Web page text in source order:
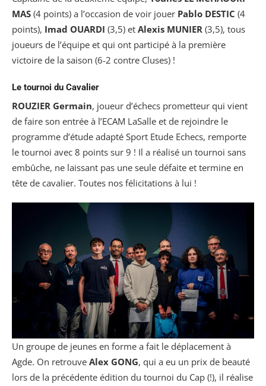
MAS (4 points) a l’occasion de voir jouer Pablo DESTIC (4
points), Imad OUARDI (3,5) et Alexis MUNIER (3,5), tous
joueurs de l’équipe et qui ont participé à la première
victoire de la saison (6-2 contre Cluses) !
Le tournoi du Cavalier
ROUZIER Germain, joueur d’échecs prometteur qui vient
de faire son entrée à l’ECAM LaSalle et de rejoindre le
programme d’étude adapté Sport Etude Echecs, remporte
le tournoi avec 8 points sur 9 ! Il a réalisé un tournoi sans
embûche, ne laissant pas une seule défaite et termine en
tête de cavalier. Toutes nos félicitations à lui !
Un groupe de jeunes en forme a fait le déplacement à
Agde. On retrouve Alex GONG, qui a eu un prix de beauté
lors de la précédente édition du tournoi du Cap (!), il réalise